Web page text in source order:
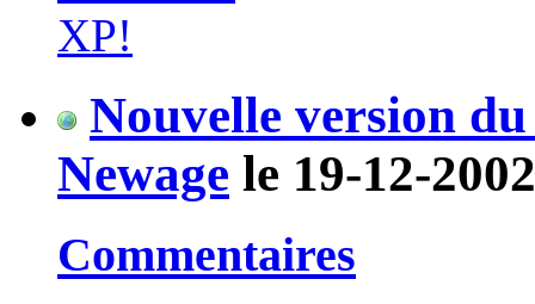
Nouvelle version
Newage le 19-12-
Commentaires